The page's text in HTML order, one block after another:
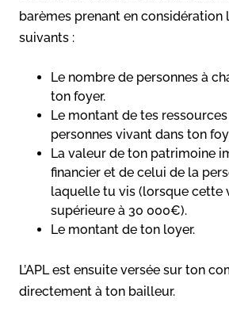
barèmes prenant en considération
suivants :
Le nombre de personnes à
ton foyer.
Le montant de tes
personnes vivant dans ton
La valeur de ton patrimoine
financier et de celui de la
laquelle tu vis (lorsque cette
supérieure à 30 000€).
Le montant de ton loyer.
L’APL est ensuite versée sur ton
directement à ton bailleur.